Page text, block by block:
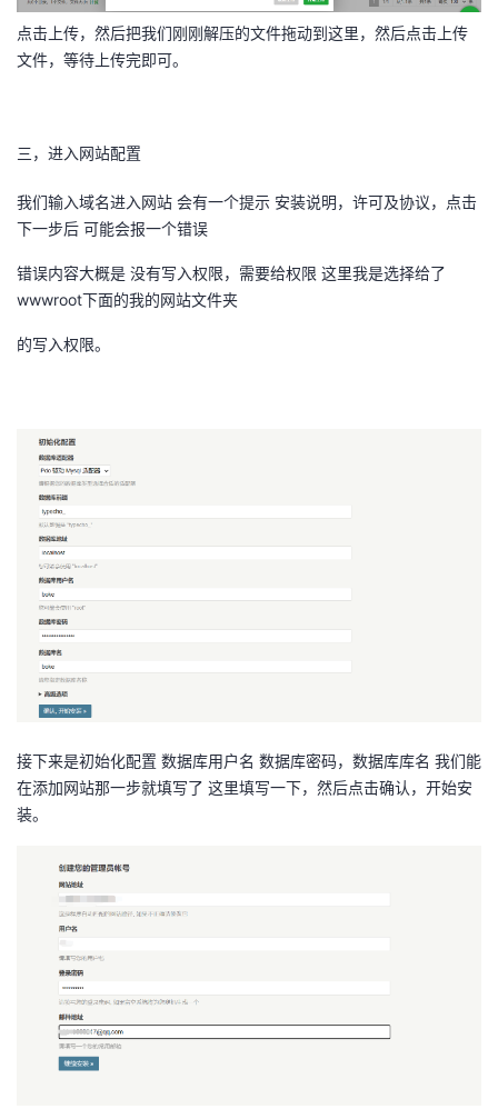
点击上传，然后把我们刚刚解压的文件拖动到这里，然后点击上传
文件，等待上传完即可。
三，进入网站配置
我们输入域名进入网站 会有一个提示 安装说明，许可及协议，点击
下一步后 可能会报一个错误
错误内容大概是 没有写入权限，需要给权限 这里我是选择给了
wwwroot下面的我的网站文件夹
的写入权限。
接下来是初始化配置 数据库用户名 数据库密码，数据库库名 我们能
在添加网站那一步就填写了 这里填写一下，然后点击确认，开始安
装。